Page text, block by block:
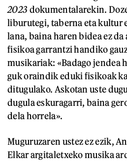
2023 dokumentalarekin.
liburutegi, taberna eta kultur
lana, baina haren bidea ez
fisikoa garrantzi handiko
musikariak: «Badago jendea
guk oraindik eduki fisikoak
ditugulako. Askotan uste
dugula eskuragarri, baina
dela horrela».
Muguruzaren ustez ez ezik,
Elkar argitaletxeko musika